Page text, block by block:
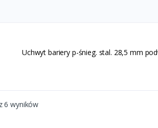
Uchwyt bariery p-śnieg. stal. 28,5 mm
6 wyników